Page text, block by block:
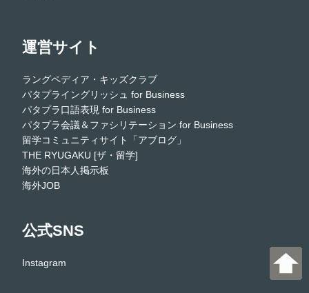
運営サイト
ラングペディア・キッズクラブ
パタプライングリッシュ for Business
パタプラ口語表現 for Business
パタプラ会議＆ファシリテーション for Business
留学コミュニティサイト「アブログ」
THE RYUGAKU [ザ・留学]
海外の日本人掲示板
海外JOB
公式SNS
Instagram